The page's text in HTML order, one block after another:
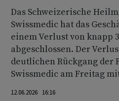
Das Schweizerische
Swissmedic hat das
einem Verlust von knapp
abgeschlossen. Der
deutlichen Rückgang der
Swissmedic am Freitag
12.06.2026 16:16